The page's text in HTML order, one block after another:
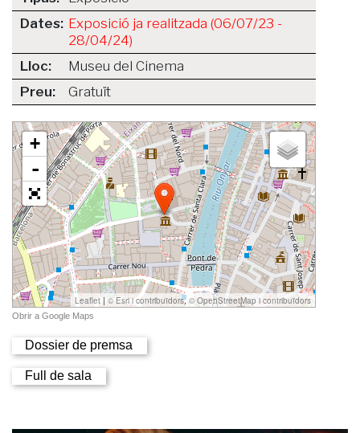
Dates: Exposició ja realitzada (06/07/23 -
28/04/24)
Lloc:
Museu del Cinema
Preu:
Gratuït
Dossier de premsa
Full de sala